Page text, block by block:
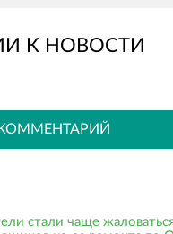
Одноклассниках
К НОВОСТИ
стали чаще